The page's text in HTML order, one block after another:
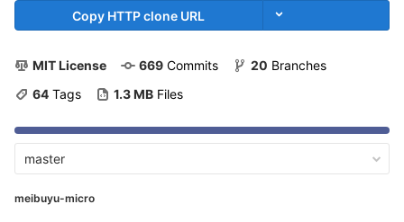
Copy HTTP clone URL
MIT License 669 Commits 20 Branches
64 Tags 1.3 MB Files
master
meibuyu-micro